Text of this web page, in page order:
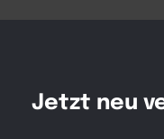
Jetzt neu